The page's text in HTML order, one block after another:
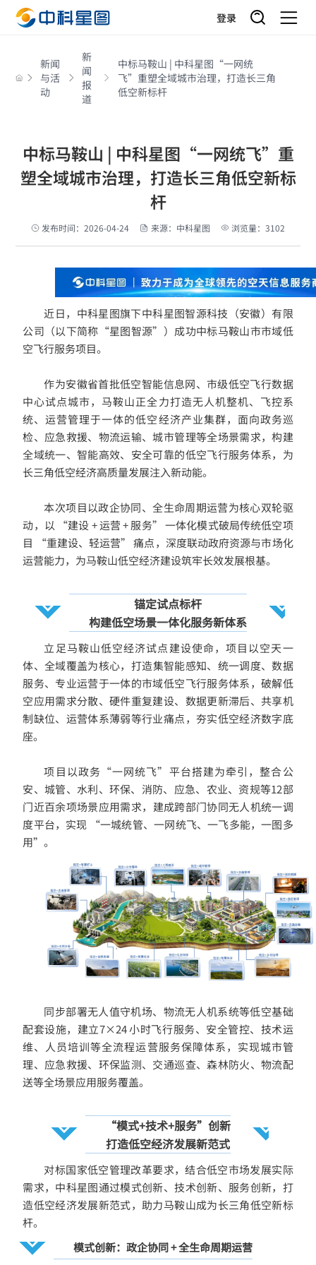
登录
新闻
与活
动
新
闻
报
道
中标马鞍山 | 中科星图“一网统
飞”重塑全域城市治理，打造长三角
低空新标杆
中标马鞍山 | 中科星图“一网统飞”重
塑全域城市治理，打造长三角低空新标
杆
发布时间：2026-04-24 来源：中科星图 浏览量：3102
近日，中科星图旗下中科星图智源科技（安徽）有限
公司（以下简称“星图智源”）成功中标马鞍山市市域低
空飞行服务项目。
作为安徽省首批低空智能信息网、市级低空飞行数据
中心试点城市，马鞍山正全力打造无人机整机、飞控系
统、运营管理于一体的低空经济产业集群，面向政务巡
检、应急救援、物流运输、城市管理等全场景需求，构建
全域统一、智能高效、安全可靠的低空飞行服务体系，为
长三角低空经济高质量发展注入新动能。
本次项目以政企协同、全生命周期运营为核心双轮驱
动，以 “建设 + 运营 + 服务” 一体化模式破局传统低空项
目 “重建设、轻运营” 痛点，深度联动政府资源与市场化
运营能力，为马鞍山低空经济建设筑牢长效发展根基。
锚定试点标杆
构建低空场景一体化服务新体系
立足马鞍山低空经济试点建设使命，项目以空天一
体、全域覆盖为核心， 打造集智能感知、统一调度、数据
服务、专业运营于一体的市域低空飞行服务体系，破解低
空应用需求分散、硬件重复建设、数据更新滞后、共享机
制缺位、运营体系薄弱等行业痛点，夯实低空经济数字底
座。
项目以政务“一网统飞”平台搭建为牵引，整合公
安、城管、水利、环保、消防、 应急、农业、资规等12部
门近百余项场景应用需求，建成跨部门协同无人机统一调
度平台，实现 “一城统管、一网统飞、一飞多能，一图多
用”。
同步部署无人值守机场、物流无人机系统等低空基础
配套设施，建立7×24 小时飞行服务、安全管控、技术运
维、人员培训等全流程运营服务保障体系，实现城市管
理、应急救援、环保监测、交通巡查、森林防火、物流配
送等全场景应用服务覆盖。
“模式+技术+服务”创新
打造低空经济发展新范式
对标国家低空管理改革要求，结合低空市场发展实际
需求，中科星图通过模式创新、技术创新、服务创新，打
造低空经济发展新范式，助力马鞍山成为长三角低空新标
杆。
模式创新：政企协同 + 全生命周期运营